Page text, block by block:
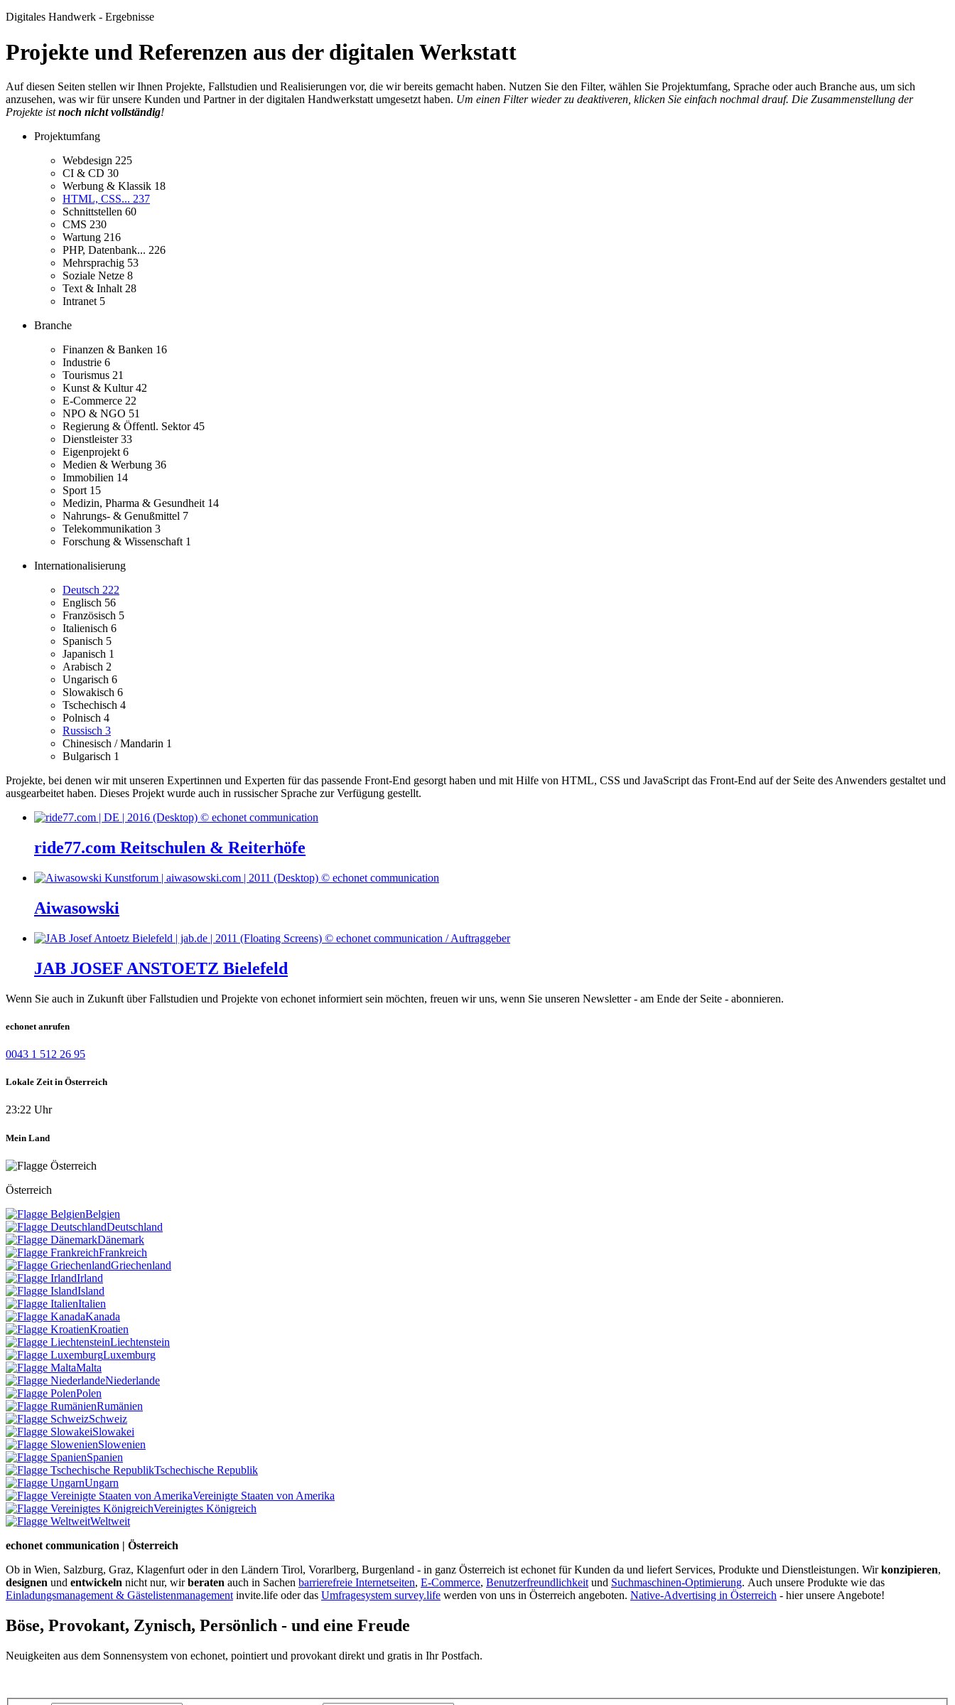
Digitales Handwerk - Ergebnisse
Projekte und Referenzen aus der digitalen Werkstatt
Auf diesen Seiten stellen wir Ihnen Projekte, Fallstudien und Realisierungen vor, die wir bereits gemacht haben. Nutzen Sie den Filter, wählen Sie Projektumfang, Sprache oder auch Branche aus, um sich
anzusehen, was wir für unsere Kunden und Partner in der digitalen Handwerkstatt umgesetzt haben. Um einen Filter wieder zu deaktiveren, klicken Sie einfach nochmal drauf. Die Zusammenstellung der
Projekte istnoch nicht vollständig!
Projektumfang
Webdesign 225
CI & CD 30
Werbung & Klassik 18
HTML, CSS... 237
Schnittstellen 60
CMS 230
Wartung 216
PHP, Datenbank... 226
Mehrsprachig 53
Soziale Netze 8
Text & Inhalt 28
Intranet 5
Branche
Finanzen & Banken 16
Industrie 6
Tourismus 21
Kunst & Kultur42
E-Commerce 22
NPO & NGO 51
Regierung & Öffentl. Sektor45
Dienstleister33
Eigenprojekt 6
Medien & Werbung 36
Immobilien 14
Sport 15
Medizin, Pharma & Gesundheit 14
Nahrungs- & Genußmittel 7
Telekommunikation 3
Forschung & Wissenschaft 1
Internationalisierung
Deutsch 222
Englisch 56
Französisch 5
Italienisch 6
Spanisch 5
Japanisch 1
Arabisch 2
Ungarisch 6
Slowakisch 6
Tschechisch 4
Polnisch 4
Russisch 3
Chinesisch / Mandarin 1
Bulgarisch 1
Projekte, bei denen wir mit unseren Expertinnen und Experten für das passende Front-End gesorgt haben und mit Hilfe von HTML, CSS und JavaScript das Front-End auf der Seite des Anwenders gestaltet und
ausgearbeitet haben. Dieses Projekt wurde auch in russischer Sprache zur Verfügung gestellt.
ride77.com Reitschulen & Reiterhöfe
Aiwasowski
JAB JOSEF ANSTOETZ Bielefeld
Wenn Sie auch in Zukunft über Fallstudien und Projekte von echonet informiert sein möchten, freuen wir uns, wenn Sie unseren Newsletter - am Ende der Seite - abonnieren.
echonet anrufen
0043 1 512 26 95
Lokale Zeit in Österreich
23:22 Uhr
Mein Land
Österreich
Belgien
Deutschland
Dänemark
Frankreich
Griechenland
Irland
Island
Italien
Kanada
Kroatien
Liechtenstein
Luxemburg
Malta
Niederlande
Polen
Rumänien
Schweiz
Slowakei
Slowenien
Spanien
Tschechische Republik
Ungarn
Vereinigte Staaten von Amerika
Vereinigtes Königreich
Weltweit
echonet communication | Österreich
Ob in Wien, Salzburg, Graz, Klagenfurt oder in den Ländern Tirol, Vorarlberg, Burgenland - in ganz Österreich ist echonet für Kunden da und liefert Services, Produkte und Dienstleistungen. Wirkonzipieren,
designen und entwickeln nicht nur, wirberaten auch in Sachen barrierefreie Internetseiten, E-Commerce, Benutzerfreundlichkeit und Suchmaschinen-Optimierung. Auch unsere Produkte wie das
Einladungsmanagement & Gästelistenmanagement invite.life oder das Umfragesystem survey.life werden von uns in Österreich angeboten. Native-Advertising in Österreich - hier unsere Angebote!
Böse, Provokant, Zynisch, Persönlich - und eine Freude
Neuigkeiten aus dem Sonnensystem von echonet, pointiert und provokant direkt und gratis in Ihr Postfach.